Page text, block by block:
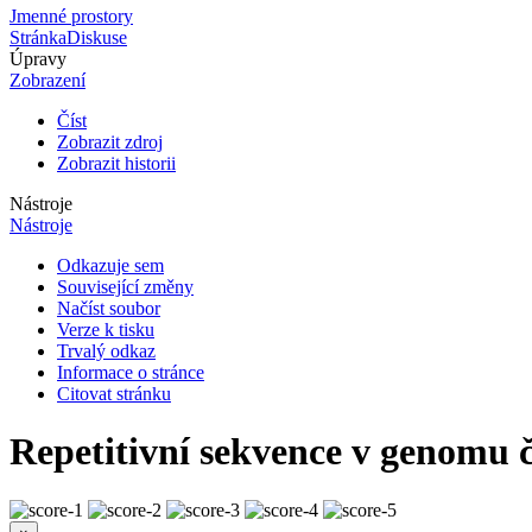
Jmenné prostory
StránkaDiskuse
Úpravy
Zobrazení
Číst
Zobrazit zdroj
Zobrazit historii
Nástroje
Nástroje
Odkazuje sem
Související změny
Načíst soubor
Verze k tisku
Trvalý odkaz
Informace o stránce
Citovat stránku
Repetitivní sekvence v genomu